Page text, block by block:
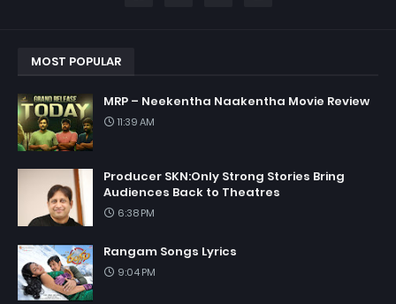
MOST POPULAR
MRP – Neekentha Naakentha Movie Review
11:39 AM
Producer SKN:Only Strong Stories Bring
Audiences Back to Theatres
6:38 PM
Rangam Songs Lyrics
9:04 PM